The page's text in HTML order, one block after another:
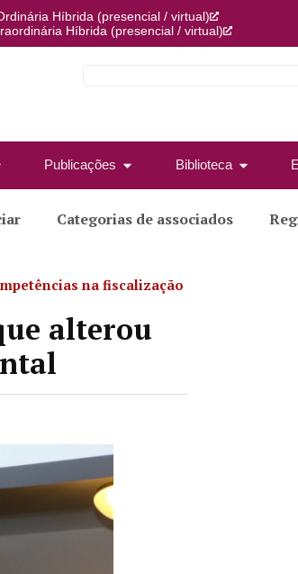
Híbrida (presencial / virtual)
Híbrida (presencial / virtual)
Publicações Biblioteca
Categorias de associados
na fiscalização
alterou